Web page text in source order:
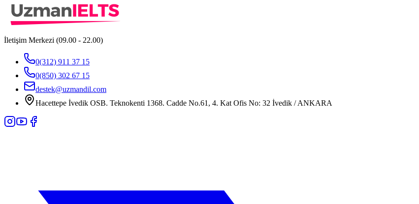
İletişim Merkezi (09.00 - 22.00)
0(312) 911 37 15
0(850) 302 67 15
destek@uzmandil.com
Hacettepe İvedik OSB. Teknokenti 1368. Cadde No.61, 4. Kat Ofis No: 32 İvedik / ANKARA